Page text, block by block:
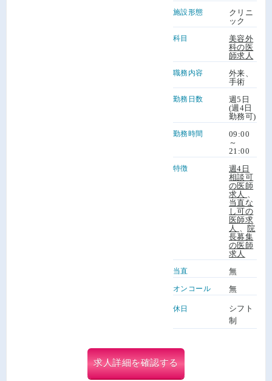
施設形態
クリニ
ック
科目
美容外
科の医
師求人
職務内容
外来、
手術
勤務日数
週5日
(週4日
勤務可)
勤務時間
09:00
～
21:00
特徴
週4日
相談可
の医師
求人
当直な
し可の
医師求
人
院
長募集
の医師
求人
当直 無
オンコール 無
休日
シフト
制
求人詳細を確認する